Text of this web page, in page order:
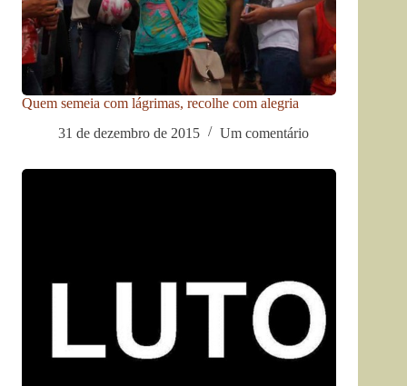
Quem semeia com lágrimas, recolhe com alegria
31 de dezembro de 2015
Um comentário